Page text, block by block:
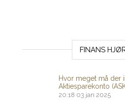
FINANS
Hvor meget må der
Aktiesparekonto
20:18 03 jan 2025